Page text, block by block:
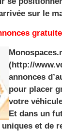
sur le
(http://
annonces
pour placer
votre
Et dans un
et de